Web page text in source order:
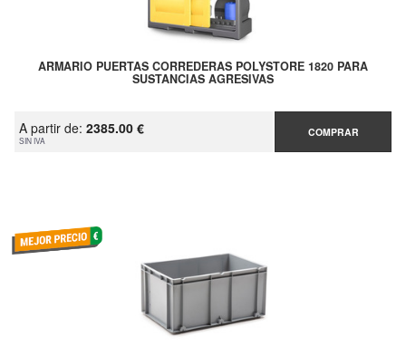
ARMARIO PUERTAS CORREDERAS POLYSTORE 1820 PARA
SUSTANCIAS AGRESIVAS
A partir de: 2385.00 €
SIN IVA
COMPRAR